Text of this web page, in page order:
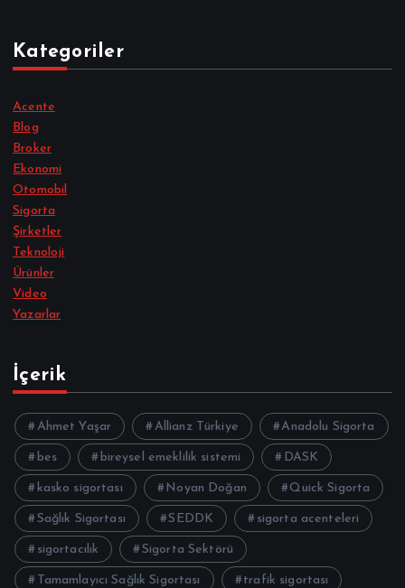
Kategoriler
Acente
Blog
Broker
Ekonomi
Otomobil
Sigorta
Şirketler
Teknoloji
Ürünler
Video
Yazarlar
İçerik
Ahmet Yaşar Allianz Türkiye Anadolu Sigorta
bes bireysel emeklilik sistemi DASK
kasko sigortası Noyan Doğan Quick Sigorta
Sağlık Sigortası SEDDK sigorta acenteleri
sigortacılık Sigorta Sektörü
Tamamlayıcı Sağlık Sigortası trafik sigortası